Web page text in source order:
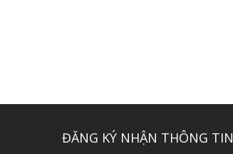
ĐĂNG KÝ NHẬN THÔNG TIN